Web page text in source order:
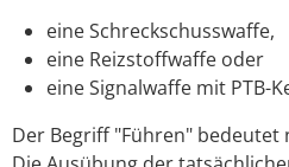
eine Schreckschusswaffe,
eine Reizstoffwaffe oder
eine Signalwaffe mit PTB-
Der Begriff "Führen" bedeutet